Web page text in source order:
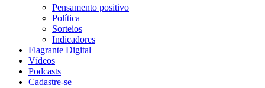
Pensamento positivo
Política
Sorteios
Indicadores
Flagrante Digital
Vídeos
Podcasts
Cadastre-se